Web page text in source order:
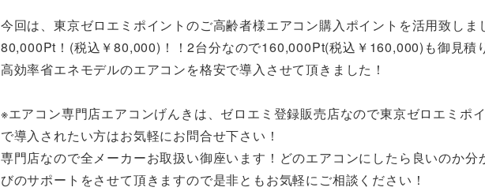
今回は、東京ゼロエミポイントのご高齢者様エアコン購入ポイントを活用致しま
80,000Pt！(税込￥80,000)！！2台分なので160,000Pt(税込￥160,000)も御見積
高効率省エネモデルのエアコンを格安で導入させて頂きました！
※エアコン専門店エアコンげんきは、ゼロエミ登録販売店なので東京ゼロエミポ
で導入されたい方はお気軽にお問合せ下さい！
専門店なので全メーカーお取扱い御座います！どのエアコンにしたら良いのか
びのサポートをさせて頂きますので是非ともお気軽にご相談ください！